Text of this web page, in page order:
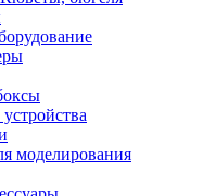
моделирования